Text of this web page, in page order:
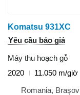
Komatsu 931XC
Yêu cầu báo giá
Máy thu hoạch gỗ
2020
11.050 m/giờ
Romania, Braşov